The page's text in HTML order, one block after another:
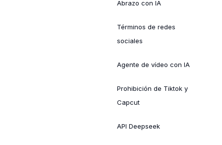
Abrazo con IA
Términos de redes
sociales
Agente de vídeo con IA
Prohibición de Tiktok y
Capcut
API Deepseek